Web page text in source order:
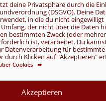
deine Privatsphäre durch die
(DSGVO). Deine
in die du nicht eingewilligt
der nicht über die Daten
bestimmten Zweck (oder
ist, verarbeitet. Du
Datenverarbeitung für bestimmte
durch Klicken auf "Akzeptieren"
Cookies ➦
Akzeptieren